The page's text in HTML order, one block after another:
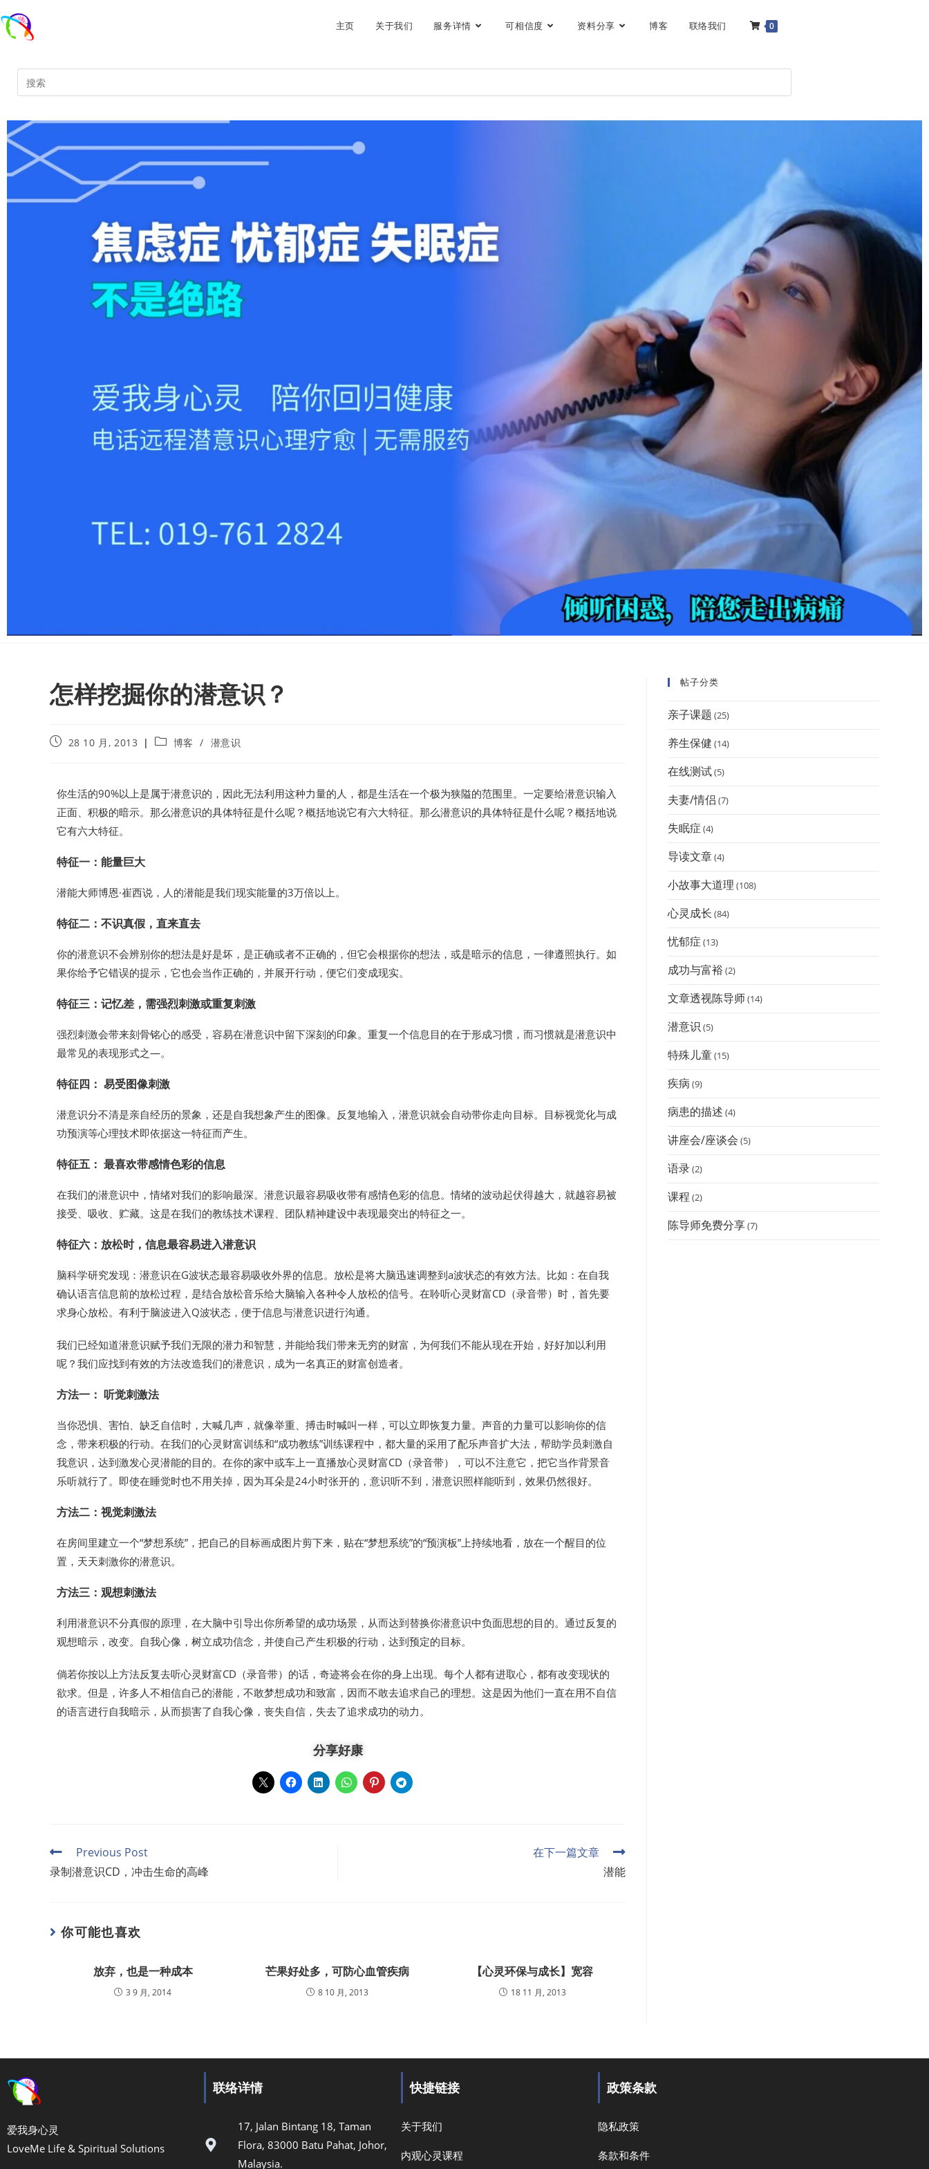
主页 关于我们 服务详情 可相信度 资料分享 博客 联络我们 0
怎样挖掘你的潜意识？
28 10 月, 2013 博客 / 潜意识
你生活的90%以上是属于潜意识的，因此无法利用这种力量的人，都是生活在一个极为狭隘的范围里。一定要给潜意识输入
正面、积极的暗示。那么潜意识的具体特征是什么呢？概括地说它有六大特征。那么潜意识的具体特征是什么呢？概括地说
它有六大特征。
特征一：能量巨大
潜能大师博恩·崔西说，人的潜能是我们现实能量的3万倍以上。
特征二：不识真假，直来直去
你的潜意识不会辨别你的想法是好是坏，是正确或者不正确的，但它会根据你的想法，或是暗示的信息，一律遵照执行。如
果你给予它错误的提示，它也会当作正确的，并展开行动，便它们变成现实。
特征三：记忆差，需强烈刺激或重复刺激
强烈刺激会带来刻骨铭心的感受，容易在潜意识中留下深刻的印象。重复一个信息目的在于形成习惯，而习惯就是潜意识中
最常见的表现形式之—。
特征四： 易受图像刺激
潜意识分不清是亲自经历的景象，还是自我想象产生的图像。反复地输入，潜意识就会自动带你走向目标。目标视觉化与成
功预演等心理技术即依据这一特征而产生。
特征五： 最喜欢带感情色彩的信息
在我们的潜意识中，情绪对我们的影响最深。潜意识最容易吸收带有感情色彩的信息。情绪的波动起伏得越大，就越容易被
接受、吸收、贮藏。这是在我们的教练技术课程、团队精神建设中表现最突出的特征之一。
特征六：放松时，信息最容易进入潜意识
脑科学研究发现：潜意识在G波状态最容易吸收外界的信息。放松是将大脑迅速调整到a波状态的有效方法。比如：在自我
确认语言信息前的放松过程，是结合放松音乐给大脑输入各种令人放松的信号。在聆听心灵财富CD（录音带）时，首先要
求身心放松。有利于脑波进入Q波状态，便于信息与潜意识进行沟通。
我们已经知道潜意识赋予我们无限的潜力和智慧，并能给我们带来无穷的财富，为何我们不能从现在开始，好好加以利用
呢？我们应找到有效的方法改造我们的潜意识，成为一名真正的财富创造者。
方法一： 听觉刺激法
当你恐惧、害怕、缺乏自信时，大喊几声，就像举重、搏击时喊叫一样，可以立即恢复力量。声音的力量可以影响你的信
念，带来积极的行动。在我们的心灵财富训练和“成功教练”训练课程中，都大量的采用了配乐声音扩大法，帮助学员刺激自
我意识，达到激发心灵潜能的目的。在你的家中或车上一直播放心灵财富CD（录音带），可以不注意它，把它当作背景音
乐听就行了。即使在睡觉时也不用关掉，因为耳朵是24小时张开的，意识听不到，潜意识照样能听到，效果仍然很好。
方法二：视觉刺激法
在房间里建立一个“梦想系统”，把自己的目标画成图片剪下来，贴在“梦想系统”的“预演板”上持续地看，放在一个醒目的位
置，天天刺激你的潜意识。
方法三：观想刺激法
利用潜意识不分真假的原理，在大脑中引导出你所希望的成功场景，从而达到替换你潜意识中负面思想的目的。通过反复的
观想暗示，改变。自我心像，树立成功信念，并使自己产生积极的行动，达到预定的目标。
倘若你按以上方法反复去听心灵财富CD（录音带）的话，奇迹将会在你的身上出现。每个人都有进取心，都有改变现状的
欲求。但是，许多人不相信自己的潜能，不敢梦想成功和致富，因而不敢去追求自己的理想。这是因为他们一直在用不自信
的语言进行自我暗示，从而损害了自我心像，丧失自信，失去了追求成功的动力。
分享好康
Previous Post
录制潜意识CD，冲击生命的高峰
在下一篇文章
潜能
你可能也喜欢
放弃，也是一种成本
3 9 月, 2014
芒果好处多，可防心血管疾病
8 10 月, 2013
【心灵环保与成长】宽容
18 11 月, 2013
帖子分类
亲子课题 (25)
养生保健 (14)
在线测试(5)
夫妻/情侣 (7)
失眠症 (4)
导读文章(4)
小故事大道理 (108)
心灵成长 (84)
忧郁症 (13)
成功与富裕(2)
文章透视陈导师(14)
潜意识 (5)
特殊儿童(15)
疾病 (9)
病患的描述 (4)
讲座会/座谈会 (5)
语录(2)
课程 (2)
陈导师免费分享(7)
爱我身心灵
LoveMe Life & Spiritual Solutions
联络详情
17, Jalan Bintang 18, Taman
Flora, 83000 Batu Pahat, Johor,
Malaysia.
快捷链接
关于我们
内观心灵课程
政策条款
隐私政策
条款和条件